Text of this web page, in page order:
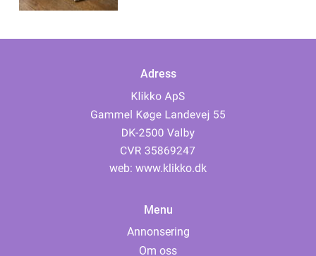
Adress
web: www.klikko.dk
Menu
Annonsering
Om oss